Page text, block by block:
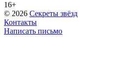
16+
© 2026 Секреты звёзд
Контакты
Написать письмо